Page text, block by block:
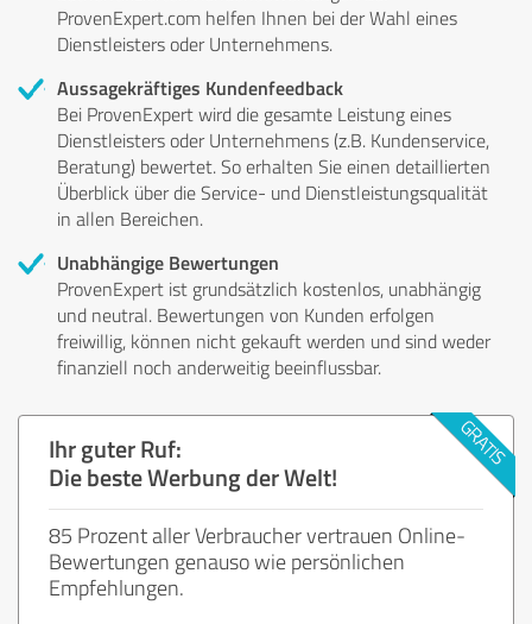
ProvenExpert.com helfen Ihnen bei der Wahl eines
Dienstleisters oder Unternehmens.
Aussagekräftiges Kundenfeedback
Bei ProvenExpert wird die gesamte Leistung eines
Dienstleisters oder Unternehmens (z.B. Kundenservice,
Beratung) bewertet. So erhalten Sie einen detaillierten
Überblick über die Service- und Dienstleistungsqualität
in allen Bereichen.
Unabhängige Bewertungen
ProvenExpert ist grundsätzlich kostenlos, unabhängig
und neutral. Bewertungen von Kunden erfolgen
freiwillig, können nicht gekauft werden und sind weder
finanziell noch anderweitig beeinflussbar.
Ihr guter Ruf:
Die beste Werbung der Welt!
85 Prozent aller Verbraucher vertrauen Online-
Bewertungen genauso wie persönlichen
Empfehlungen.